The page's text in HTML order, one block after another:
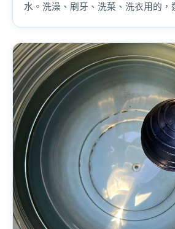
水。洗澡、刷牙、洗菜、洗衣用的，
多。